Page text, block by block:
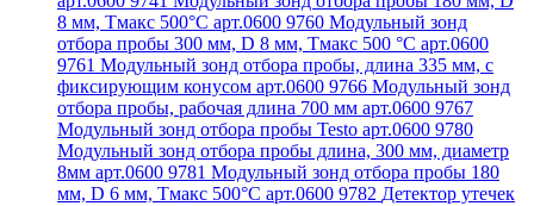
8 мм, Tмакс 500°С арт.0600 9760 Модульный зонд
отбора пробы 300 мм, D 8 мм, Tмакс 500 °C арт.0600
9761 Модульный зонд отбора пробы, длина 335 мм, с
фиксирующим конусом арт.0600 9766 Модульный зонд
отбора пробы, рабочая длина 700 мм арт.0600 9767
Модульный зонд отбора пробы Testo арт.0600 9780
Модульный зонд отбора пробы длина, 300 мм, диаметр
8мм арт.0600 9781 Модульный зонд отбора пробы 180
мм, D 6 мм, Tмакс 500°С арт.0600 9782 Детектор утечек